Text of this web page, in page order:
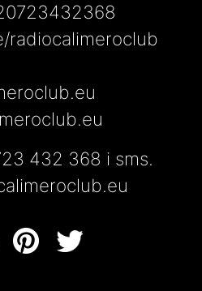
radiocalimeroclub
432 368 i sms.